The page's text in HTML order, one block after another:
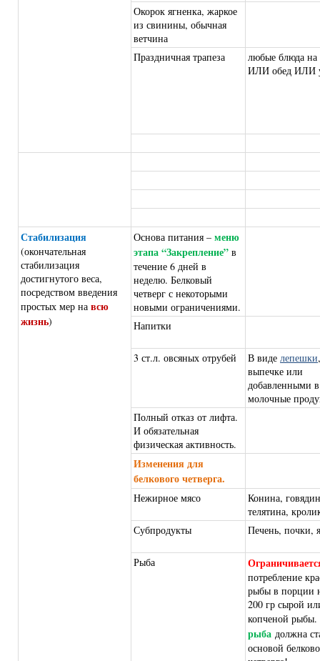
Окорок ягненка, жаркое
из свинины, обычная
ветчина
Праздничная трапеза
любые блюда на
ИЛИ обед ИЛИ
Стабилизация
(окончательная
стабилизация
достигнутого веса,
посредством введения
простых мер на всю
жизнь)
Основа питания – меню
этапа “Закрепление” в
течение 6 дней в
неделю. Белковый
четверг с некоторыми
новыми ограничениями.
Напитки
3 ст.л. овсяных отрубей В виде лепешки
выпечке или
добавленными в
молочные
Полный отказ от лифта.
И обязательная
физическая активность.
Изменения для
белкового четверга.
Нежирное мясо
Конина,
телятина,
Субпродукты
Печень, почки,
Рыба
потребление
рыбы в порции
200 гр сырой
копченой рыбы.
рыба должна
основой